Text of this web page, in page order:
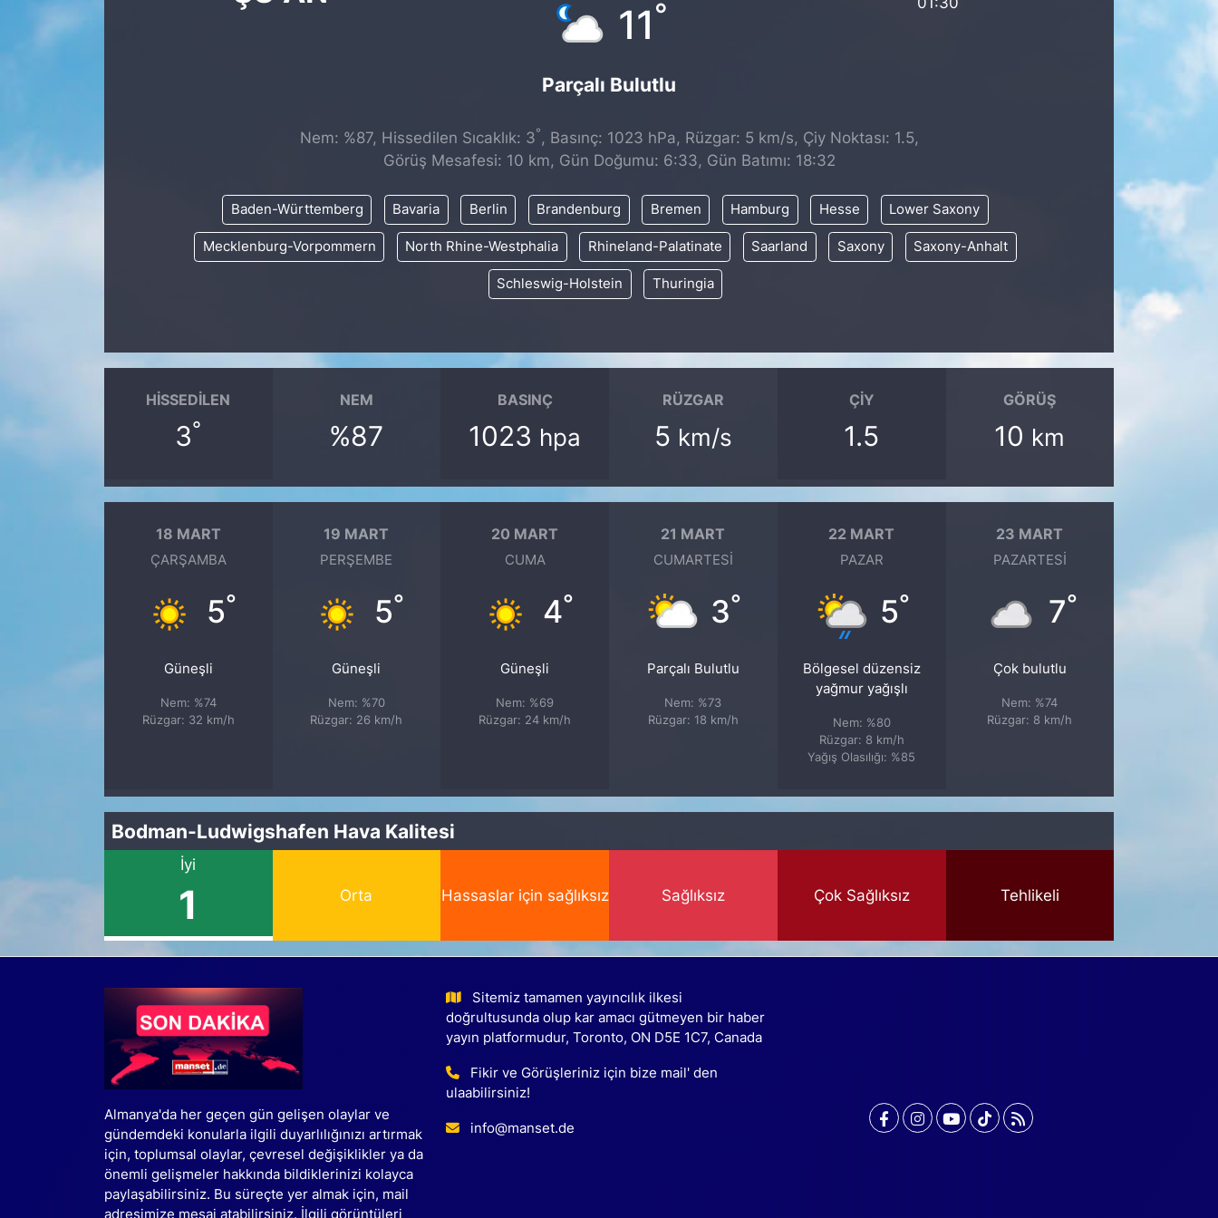
11°
Parçalı Bulutlu
Nem: %87, Hissedilen Sıcaklık: 3° , Basınç: 1023 hPa, Rüzgar: 5 km/s, Çiy Noktası: 1.5,
Görüş Mesafesi: 10 km, Gün Doğumu: 6:33, Gün Batımı: 18:32
Baden-Württemberg Bavaria Berlin Brandenburg Bremen Hamburg Hesse Lower Saxony
Mecklenburg-Vorpommern North Rhine-Westphalia Rhineland-Palatinate Saarland Saxony Saxony-Anhalt
Schleswig-Holstein Thuringia
HISSEDILEN
3°
NEM
%87
BASINÇ
1023 hpa
RÜZGAR
5 km/s
ÇIY
1.5
GÖRÜŞ
10 km
18 MART
ÇARŞAMBA
5°
Güneşli
Nem: %74
Rüzgar: 32 km/h
19 MART
PERŞEMBE
5°
Güneşli
Nem: %70
Rüzgar: 26 km/h
20 MART
CUMA
4°
Güneşli
Nem: %69
Rüzgar: 24 km/h
21 MART
CUMARTESI
3°
Parçalı Bulutlu
Nem: %73
Rüzgar: 18 km/h
22 MART
PAZAR
5°
Bölgesel düzensiz
yağmur yağışlı
Nem: %80
Rüzgar: 8 km/h
Yağış Olasılığı: %85
23 MART
PAZARTESI
7°
Çok bulutlu
Nem: %74
Rüzgar: 8 km/h
Bodman-Ludwigshafen Hava Kalitesi
İyi
1 Orta Hassaslar için sağlıksız Sağlıksız Çok Sağlıksız Tehlikeli
Almanya'da her geçen gün gelişen olaylar ve
gündemdeki konularla ilgili duyarlılığınızı artırmak
için, toplumsal olaylar, çevresel değişiklikler ya da
önemli gelişmeler hakkında bildiklerinizi kolayca
paylaşabilirsiniz. Bu süreçte yer almak için, mail
adresimize mesaj atabilirsiniz. İlgili görüntüleri
Sitemiz tamamen yayıncılık ilkesi
doğrultusunda olup kar amacı gütmeyen bir haber
yayın platformudur, Toronto, ON D5E 1C7, Canada
Fikir ve Görüşleriniz için bize mail' den
ulaabilirsiniz!
info@manset.de
SİYASET